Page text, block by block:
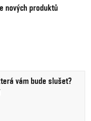
nových produktů
vám bude slušet?